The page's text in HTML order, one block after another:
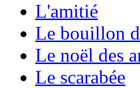
L'amitié
Le bouillon
Le noël des
Le scarabée